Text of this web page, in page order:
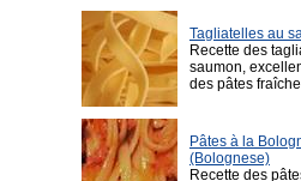
Tagliatelles au
Recette des
saumon,
des pâtes
Pâtes à la
(Bolognese)
Recette des